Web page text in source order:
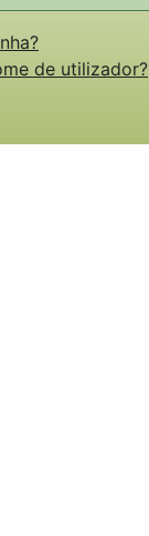
de utilizador?